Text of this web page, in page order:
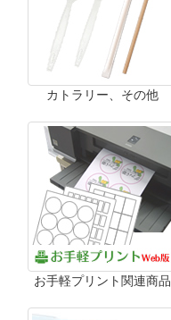
カトラリー、その他
お手軽プリント関連商品